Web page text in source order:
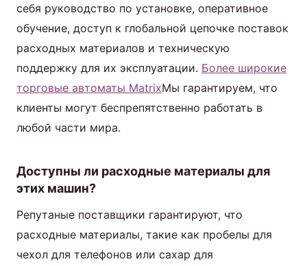
себя руководство по установке, оперативное
обучение, доступ к глобальной цепочке поставок
расходных материалов и техническую
поддержку для их эксплуатации. Более широкие
торговые автоматы MatrixМы гарантируем, что
клиенты могут беспрепятственно работать в
любой части мира.
Доступны ли расходные материалы для
этих машин?
Репутаные поставщики гарантируют, что
расходные материалы, такие как пробелы для
чехол для телефонов или сахар для